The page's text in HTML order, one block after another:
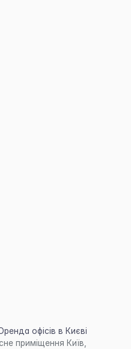
офісів в Києві
приміщення Київ,